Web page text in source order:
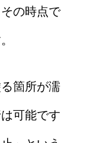
の時点で
箇所が濡
可能です